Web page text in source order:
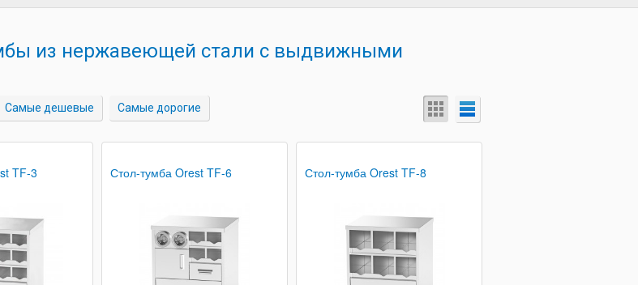
из нержавеющей стали с выдвижными
Самые дешевые Самые дорогие
TF-3 Стол-тумба Orest TF-6 Стол-тумба Orest TF-8